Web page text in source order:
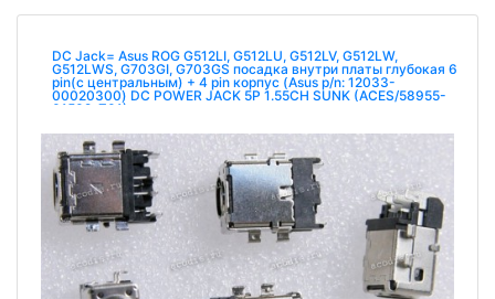
DC Jack= Asus ROG G512LI, G512LU, G512LV, G512LW,
G512LWS, G703GI, G703GS посадка внутри платы глубокая 6
pin(с центральным) + 4 pin корпус (Asus p/n: 12033-
00020300) DC POWER JACK 5P 1.55CH SUNK (ACES/58955-
01502-Z01)